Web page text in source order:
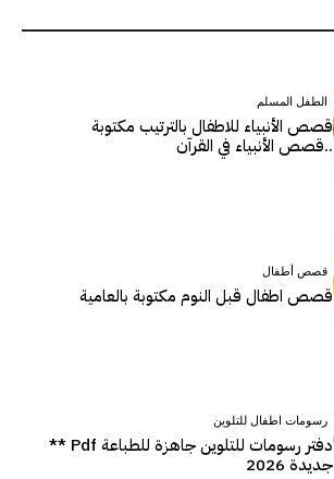
الطفل المسلم
قصص الأنبياء للاطفال بالترتيب مكتوبة
..قصص الأنبياء في القرآن
قصص أطفال
قصص اطفال قبل النوم مكتوبة بالعامية
رسومات اطفال للتلوين
دفتر رسومات للتلوين جاهزة للطباعة Pdf **
جديدة 2026